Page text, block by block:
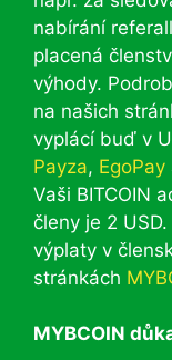
nabírání
placená
výhody.
na našich
vyplácí buď v
Payza, EgoPay
Vaši BITCOIN
členy je 2
výplaty v
stránkách
MYBCOIN